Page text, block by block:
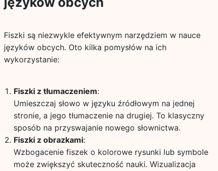
Fiszki są niezwykle efektywnym narzędziem w nauce
języków obcych. Oto kilka pomysłów na ich
wykorzystanie:
Fiszki z tłumaczeniem:
Umieszczaj słowo w języku źródłowym na jednej
stronie, a jego tłumaczenie na drugiej. To klasyczny
sposób na przyswajanie nowego słownictwa.
Fiszki z obrazkami:
Wzbogacenie fiszek o kolorowe rysunki lub symbole
może zwiększyć skuteczność nauki. Wizualizacja